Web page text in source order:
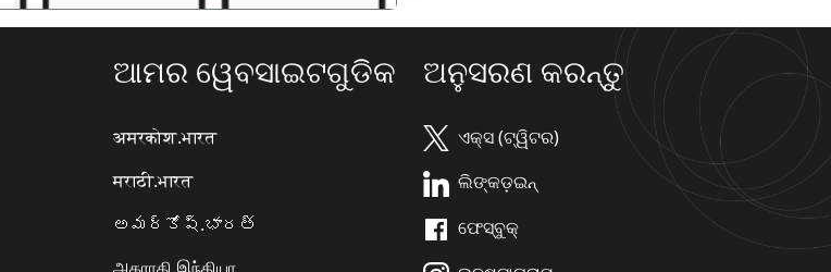
ଆମର ୱେବସାଇଟଗୁଡିକ
अमरकोश.भारत
मराठी.भारत
అమర్కోష్.భారత్
ଅନୁସରଣ କରନ୍ତୁ
ଏକ୍ସ (ଟ୍ୱିଟର)
ଲିଙ୍କଡ଼ଇନ୍
ଫେସ୍ବୁକ୍